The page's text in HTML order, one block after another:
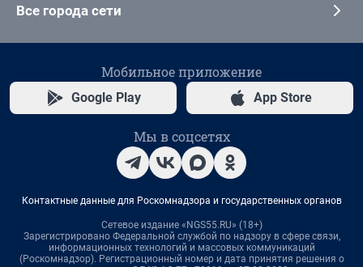
Все города сети
Мобильное приложение
Google Play App Store
Мы в соцсетях
Контактные данные для Роскомнадзора и государственных органов
Сетевое издание «NGS55.RU» (18+)
Зарегистрировано Федеральной службой по надзору в сфере связи,
информационных технологий и массовых коммуникаций
(Роскомнадзор). Регистрационный номер и дата принятия решения о